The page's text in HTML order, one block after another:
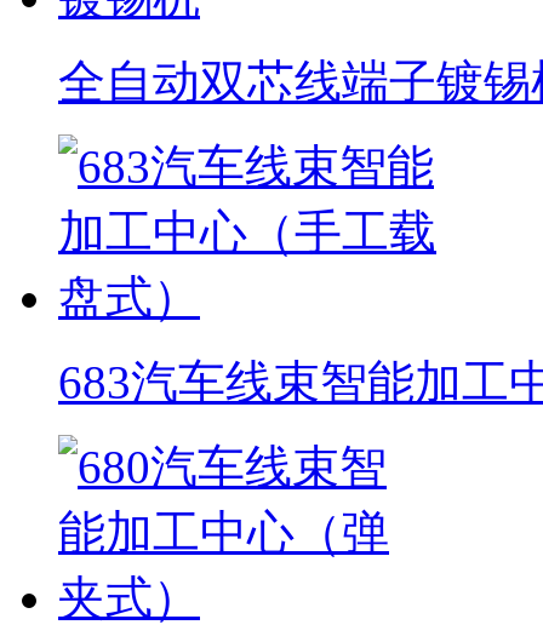
全自动双芯线端子镀锡
683汽车线束智能加工